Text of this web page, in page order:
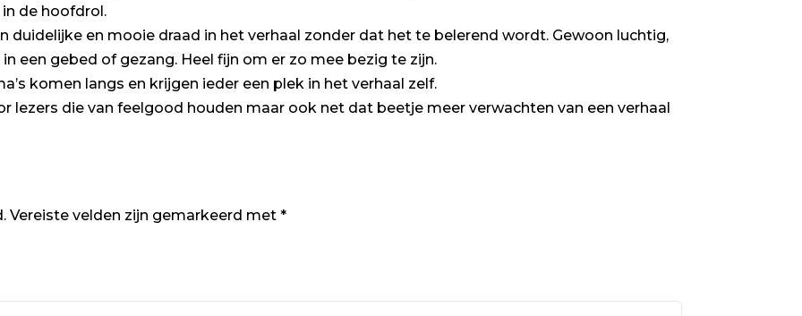
de hoofdrol.
duidelijke en mooie draad in het verhaal zonder dat het te belerend wordt. Gewoon luchtig,
een gebed of gezang. Heel fijn om er zo mee bezig te zijn.
komen langs en krijgen ieder een plek in het verhaal zelf.
lezers die van feelgood houden maar ook net dat beetje meer verwachten van een verhaal
Vereiste velden zijn gemarkeerd met*